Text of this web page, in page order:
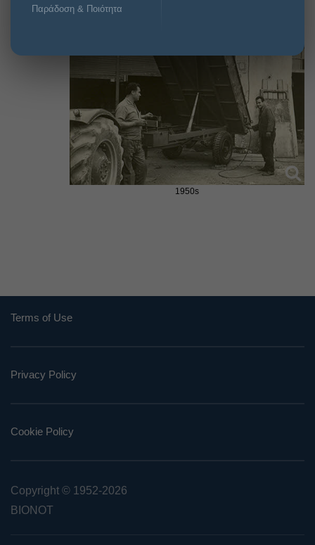
1950s
Terms of Use
Privacy Policy
Cookie Policy
Copyright © 1952-2026
BIONOT
Παράδοση & Ποιότητα